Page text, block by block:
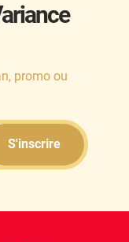
promo ou
S'inscrire